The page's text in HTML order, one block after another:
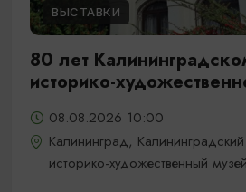
ВЫСТАВКИ
80 лет
историко-
08.08.2026 10:00
Калининград,
историко-художественный музей